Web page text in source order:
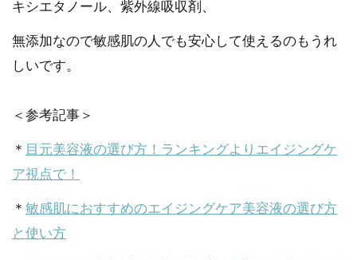
キシエタノール、紫外線吸収剤、
無添加なので敏感肌の人でも安心して使えるのもうれ
しいです。
＜参考記事＞
＊ 目元美容液の選び方！ランキングよりエイジングケ
ア視点で！
＊ 敏感肌におすすめのエイジングケア美容液の選び方
と使い方